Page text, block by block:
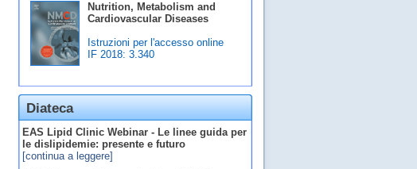
Nutrition, Metabolism and
Cardiovascular Diseases
Istruzioni per l'accesso online
IF 2018: 3.340
Diateca
EAS Lipid Clinic Webinar - Le linee guida per
le dislipidemie: presente e futuro
[continua a leggere]